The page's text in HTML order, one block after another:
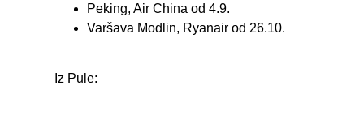
Peking, Air China od 4.9.
Varšava Modlin, Ryanair od 26.10.
Iz Pule: